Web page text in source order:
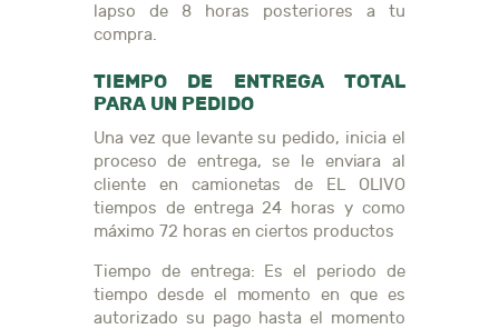
lapso de 8 horas posteriores a tu
compra.
TIEMPO DE ENTREGA TOTAL
PARA UN PEDIDO
Una vez que levante su pedido, inicia el
proceso de entrega, se le enviara al
cliente en camionetas de EL OLIVO
tiempos de entrega 24 horas y como
máximo 72 horas en ciertos productos
Tiempo de entrega: Es el periodo de
tiempo desde el momento en que es
autorizado su pago hasta el momento